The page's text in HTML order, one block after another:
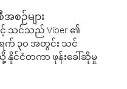
စဉ်များ
င့် သင်သည် Viber ၏
ရက် ၃၀ အတွင်း သင်
င်ငံတကာ ဖုန်းခေါ်ဆိုမှု